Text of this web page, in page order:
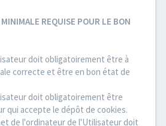
REQUISE POUR LE BON
doit obligatoirement être à
correcte et être en bon état de
doit obligatoirement être
qui accepte le dépôt de cookies.
de l'ordinateur de l'Utilisateur doit